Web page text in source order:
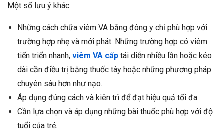
Một số lưu ý khác:
Những cách chữa viêm VA bằng đông y chỉ phù hợp với
trường hợp nhẹ và mới phát. Những trường hợp có viêm
tiến triển nhanh, viêm VA cấp tái diễn nhiều lần hoặc kéo
dài cần điều trị bằng thuốc tây hoặc những phương pháp
chuyên sâu hơn như nạo.
Áp dụng đúng cách và kiên trì để đạt hiệu quả tối đa.
Cần lựa chọn và áp dụng những bài thuốc phù hợp với độ
tuổi của trẻ.